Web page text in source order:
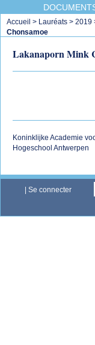
Accueil > Lauréats > 2019
Chonsamoe
Lakanaporn Mink
Koninklijke Academie
Hogeschool Antwerpen
Se connecter